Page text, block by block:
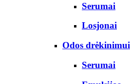
Serumai
Losjonai
Odos drėkinimui
Serumai